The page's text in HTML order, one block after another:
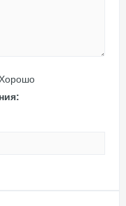
Хорошо